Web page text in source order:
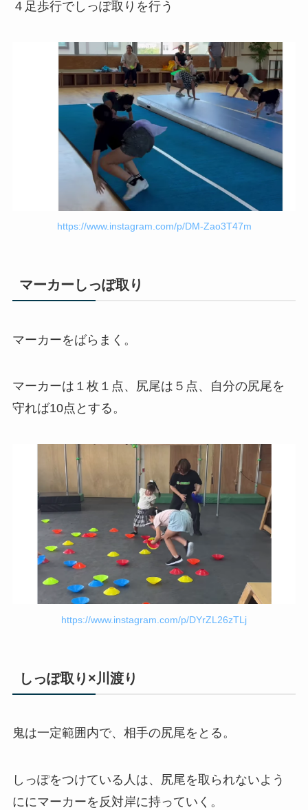
４足歩行でしっぽ取りを行う
https://www.instagram.com/p/DM-Zao3T47m
マーカーしっぽ取り
マーカーをばらまく。
マーカーは１枚１点、尻尾は５点、自分の尻尾を
守れば10点とする。
https://www.instagram.com/p/DYrZL26zTLj
しっぽ取り×川渡り
鬼は一定範囲内で、相手の尻尾をとる。
しっぽをつけている人は、尻尾を取られないよう
ににマーカーを反対岸に持っていく。